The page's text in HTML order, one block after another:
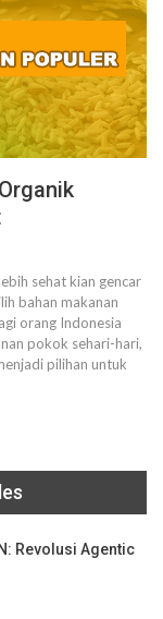
sehat kian gencar
bahan makanan
orang Indonesia
pokok sehari-hari,
pilihan untuk
Revolusi Agentic